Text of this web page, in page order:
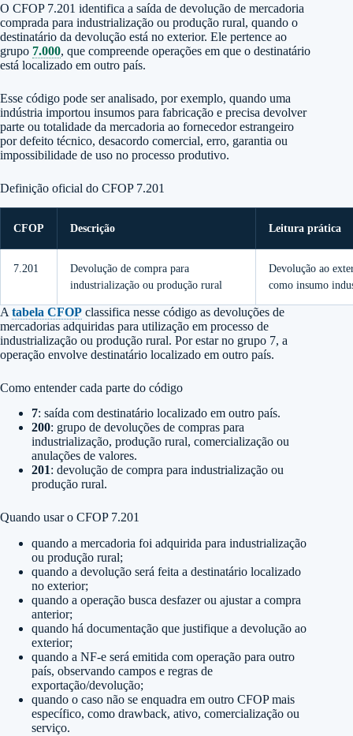
O CFOP 7.201 identifica a saída de devolução de mercadoria
comprada para industrialização ou produção rural, quando o
destinatário da devolução está no exterior. Ele pertence ao
grupo 7.000, que compreende operações em que o destinatário
está localizado em outro país.
Esse código pode ser analisado, por exemplo, quando uma
indústria importou insumos para fabricação e precisa devolver
parte ou totalidade da mercadoria ao fornecedor estrangeiro
por defeito técnico, desacordo comercial, erro, garantia ou
impossibilidade de uso no processo produtivo.
Definição oficial do CFOP 7.201
CFOP Descrição Leitura prática
7.201
Devolução de compra para
industrialização ou produção rural
Devolução ao
como insumo
A tabela CFOP classifica nesse código as devoluções de
mercadorias adquiridas para utilização em processo de
industrialização ou produção rural. Por estar no grupo 7, a
operação envolve destinatário localizado em outro país.
Como entender cada parte do código
7: saída com destinatário localizado em outro país.
200: grupo de devoluções de compras para
industrialização, produção rural, comercialização ou
anulações de valores.
201: devolução de compra para industrialização ou
produção rural.
Quando usar o CFOP 7.201
quando a mercadoria foi adquirida para industrialização
ou produção rural;
quando a devolução será feita a destinatário localizado
no exterior;
quando a operação busca desfazer ou ajustar a compra
anterior;
quando há documentação que justifique a devolução ao
exterior;
quando a NF-e será emitida com operação para outro
país, observando campos e regras de
exportação/devolução;
quando o caso não se enquadra em outro CFOP mais
específico, como drawback, ativo, comercialização ou
serviço.